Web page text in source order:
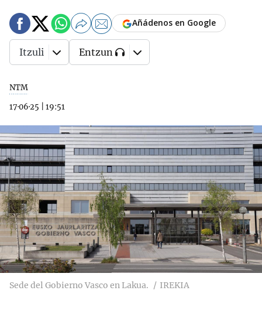
NTM
17·06·25
19:51
Añádenos en Google
Itzuli Entzun
Sede del Gobierno Vasco en Lakua. IREKIA